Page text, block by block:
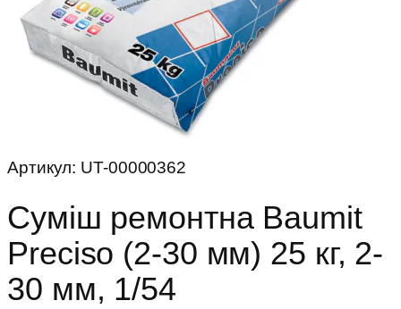
Артикул: UT-00000362
Суміш ремонтна Baumit
Preciso (2-30 мм) 25 кг, 2-
30 мм, 1/54